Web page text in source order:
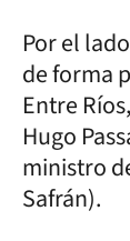
Por el
de forma
Entre
Hugo
ministro
Safrán).